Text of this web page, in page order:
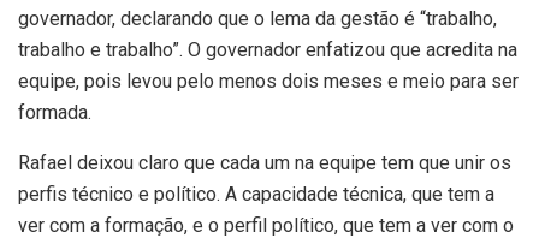
governador, declarando que o lema da gestão é “trabalho,
trabalho e trabalho”. O governador enfatizou que acredita na
equipe, pois levou pelo menos dois meses e meio para ser
formada.
Rafael deixou claro que cada um na equipe tem que unir os
perfis técnico e político. A capacidade técnica, que tem a
ver com a formação, e o perfil político, que tem a ver com o